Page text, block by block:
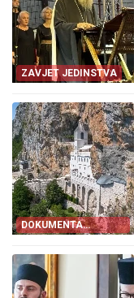
ZAVJET JEDINSTVA
DOKUMENTA
OTKRIVAJU